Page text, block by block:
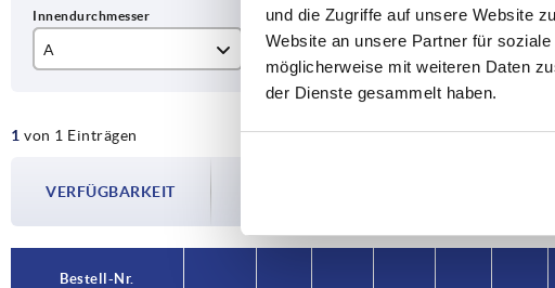
und die Zugriffe auf unsere Website
Website an unsere Partner für
möglicherweise mit weiteren Daten
der Dienste gesammelt haben.
A
30
D
M6
1 von 1 Einträgen
VERFÜGBARKEIT
Im finalen Schritt vor Abschluss Ihrer Bestellung
Bestell-Nr.